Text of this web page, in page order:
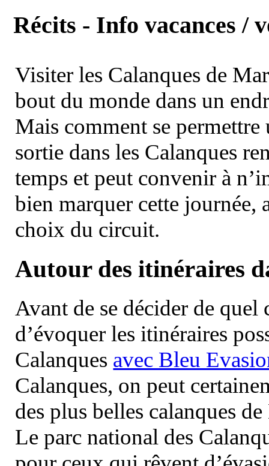
Récits - Info vacances /
Visiter les Calanques de
bout du monde dans un
Mais comment se permettre
sortie dans les Calanques
temps et peut convenir à
bien marquer cette journée,
choix du circuit.
Autour des itinéraires
Avant de se décider de
d’évoquer les itinéraires
Calanques avec Bleu
Calanques, on peut
des plus belles calanques
Le parc national des